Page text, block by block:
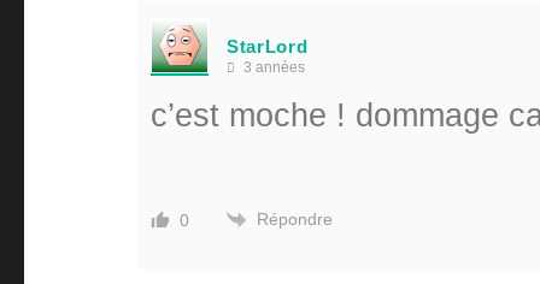
StarLord
3 années
c’est moche ! dommage
0 Répondre